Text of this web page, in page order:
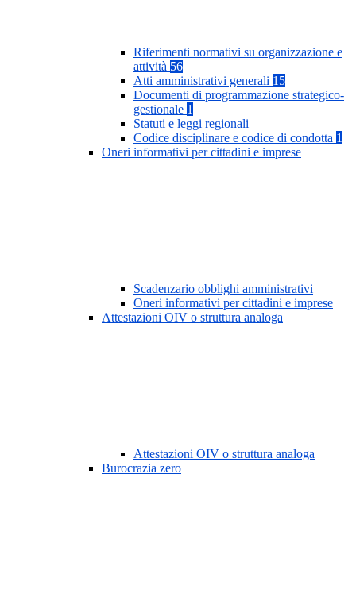
Riferimenti normativi su organizzazione e
attività 56
Atti amministrativi generali 15
Documenti di programmazione strategico-
gestionale 1
Statuti e leggi regionali
Codice disciplinare e codice di condotta 1
Oneri informativi per cittadini e imprese
Scadenzario obblighi amministrativi
Oneri informativi per cittadini e imprese
Attestazioni OIV o struttura analoga
Attestazioni OIV o struttura analoga
Burocrazia zero